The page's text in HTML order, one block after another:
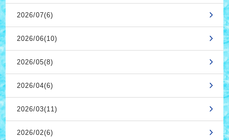
2026/07(6)
2026/06(10)
2026/05(8)
2026/04(6)
2026/03(11)
2026/02(6)